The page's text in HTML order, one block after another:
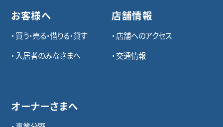
お客様へ
買う・売る・借りる・貸す
入居者のみなさまへ
オーナーさまへ
店舗情報
店舗へのアクセス
交通情報